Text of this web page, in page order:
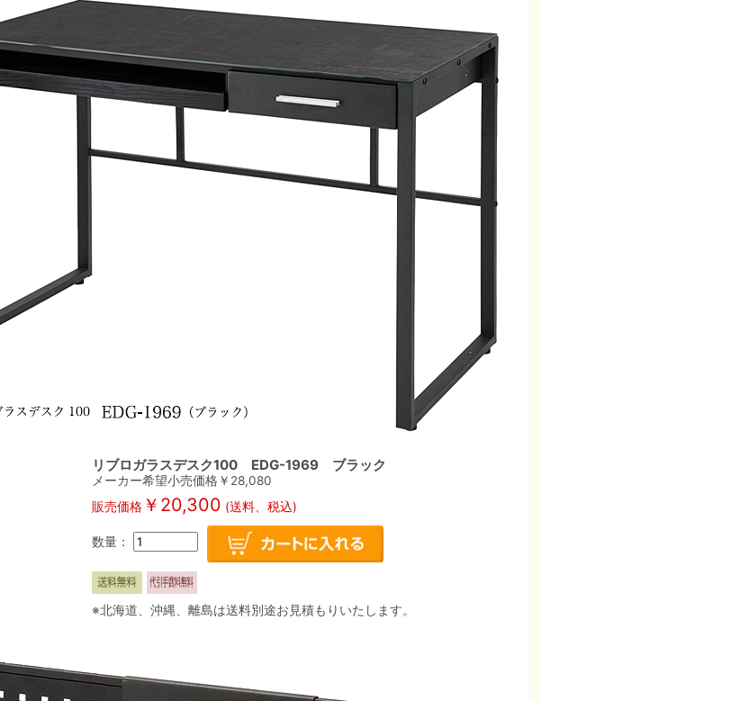
リブロガラスデスク100 EDG-1969 ブラック
メーカー希望小売価格￥28,080
販売価格￥20,300 (送料、税込)
数量：
※北海道、沖縄、離島は送料別途お見積もりいたします。